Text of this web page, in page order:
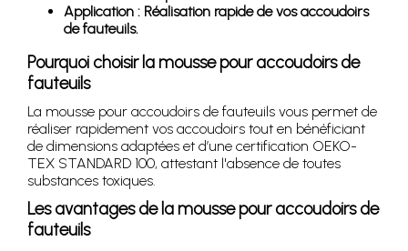
Application : Réalisation rapide de vos accoudoirs
de fauteuils.
Pourquoi choisir la mousse pour accoudoirs de
fauteuils
La mousse pour accoudoirs de fauteuils vous permet de
réaliser rapidement vos accoudoirs tout en bénéficiant
de dimensions adaptées et d’une certification OEKO-
TEX STANDARD 100, attestant l'absence de toutes
substances toxiques.
Les avantages de la mousse pour accoudoirs de
fauteuils